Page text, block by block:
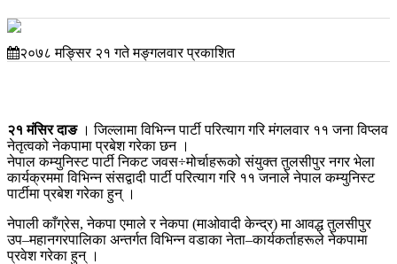
२०७८ मङ्सिर २१ गते मङ्गलवार प्रकाशित
२१ मंसिर दाङ। जिल्लामा विभिन्न पार्टी परित्याग गरि मंगलवार ११ जना विप्लव
नेतृत्वको नेकपामा प्रबेश गरेका छन ।
नेपाल कम्युनिस्ट पार्टी निकट जवस÷मोर्चाहरूको संयुक्त तुलसीपुर नगर भेला
कार्यक्रममा विभिन्न संसद्वादी पार्टी परित्याग गरि ११ जनाले नेपाल कम्युनिस्ट
पार्टीमा प्रबेश गरेका हुन् ।
नेपाली काँग्रेस, नेकपा एमाले र नेकपा (माओवादी केन्द्र) मा आवद्ध तुलसीपुर
उप–महानगरपालिका अन्तर्गत विभिन्न वडाका नेता–कार्यकर्ताहरूले नेकपामा
प्रवेश गरेका हुन् ।